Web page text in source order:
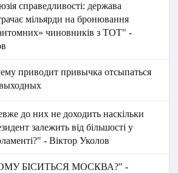
справедливості: держава
мільярди на бронювання
чиновників з ТОТ" -
приводит привычка отсыпаться
до них не доходить наскільки
залежить від більшості у
- Віктор Уколов
БІСИТЬСЯ МОСКВА?" -